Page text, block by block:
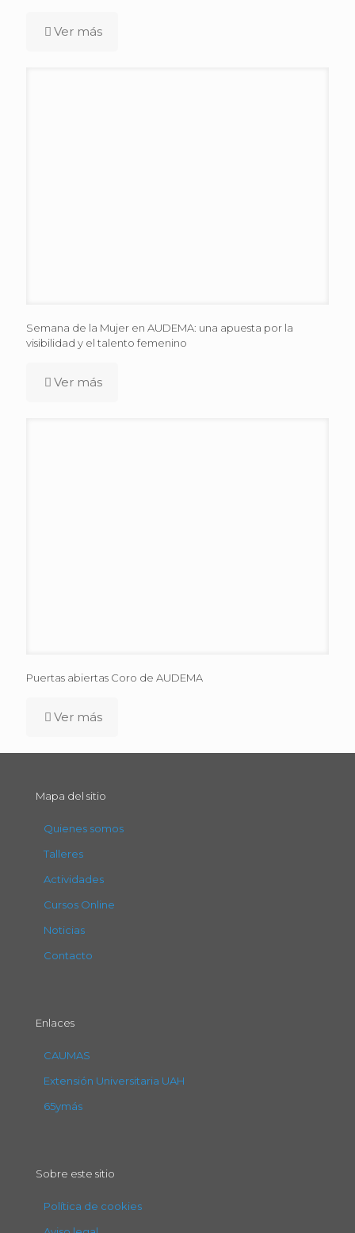
Ver más
Semana de la Mujer en AUDEMA: una apuesta por la
visibilidad y el talento femenino
Ver más
Puertas abiertas Coro de AUDEMA
Ver más
Mapa del sitio
Quienes somos
Talleres
Actividades
Cursos Online
Noticias
Contacto
Enlaces
CAUMAS
Extensión Universitaria UAH
65ymás
Sobre este sitio
Política de cookies